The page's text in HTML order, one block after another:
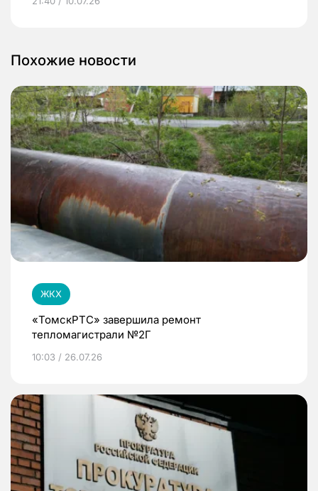
Похожие новости
ЖКХ
«ТомскРТС» завершила ремонт
тепломагистрали №2Г
10:03 / 26.07.26